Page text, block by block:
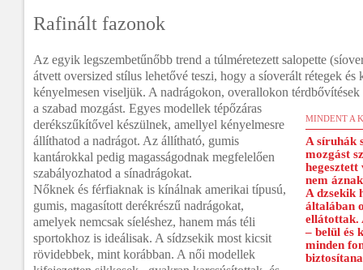
Rafinált fazonok
Az egyik legszembetűnőbb trend a túlméretezett salopette
átvett oversized stílus lehetővé teszi, hogy a síoverált rétegek és
kényelmesen viseljük. A nadrágokon, overallokon térdbővítések
MINDENT A
A síruhák
mozgást
nem
A dzsekik
általában
ellátottak.
– belül és
minden
a szabad mozgást. Egyes modellek tépőzáras
derékszűkítővel készülnek, amellyel kényelmesre
állíthatod a nadrágot. Az állítható, gumis
kantárokkal pedig magasságodnak megfelelően
szabályozhatod a sínadrágokat.
Nőknek és férfiaknak is kínálnak amerikai típusú,
gumis, magasított derékrészű nadrágokat,
amelyek nemcsak síeléshez, hanem más téli
sportokhoz is ideálisak. A sídzsekik most kicsit
rövidebbek, mint korábban. A női modellek